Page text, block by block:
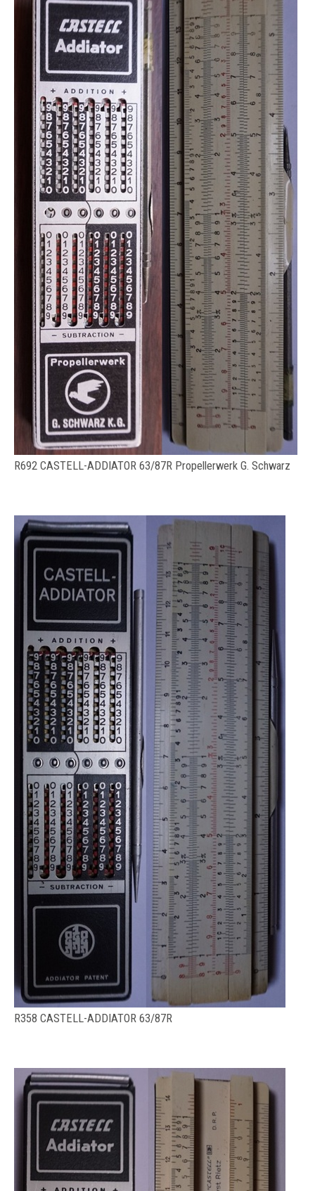
R692 CASTELL-ADDIATOR 63/87R Propellerwerk G. Schwarz
R358 CASTELL-ADDIATOR 63/87R